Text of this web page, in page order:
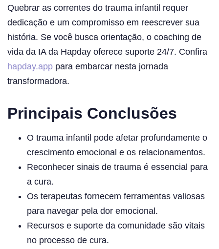
Quebrar as correntes do trauma infantil requer
dedicação e um compromisso em reescrever sua
história. Se você busca orientação, o coaching de
vida da IA da Hapday oferece suporte 24/7. Confira
hapday.app para embarcar nesta jornada
transformadora.
Principais Conclusões
O trauma infantil pode afetar profundamente o
crescimento emocional e os relacionamentos.
Reconhecer sinais de trauma é essencial para
a cura.
Os terapeutas fornecem ferramentas valiosas
para navegar pela dor emocional.
Recursos e suporte da comunidade são vitais
no processo de cura.